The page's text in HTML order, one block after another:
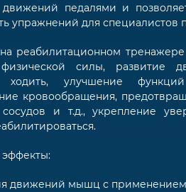
педалями и
упражнений для специалистов
реабилитационном
силы, развитие
ходить, улучшение
кровообращения,
и т.д., укрепление
движений мышц с